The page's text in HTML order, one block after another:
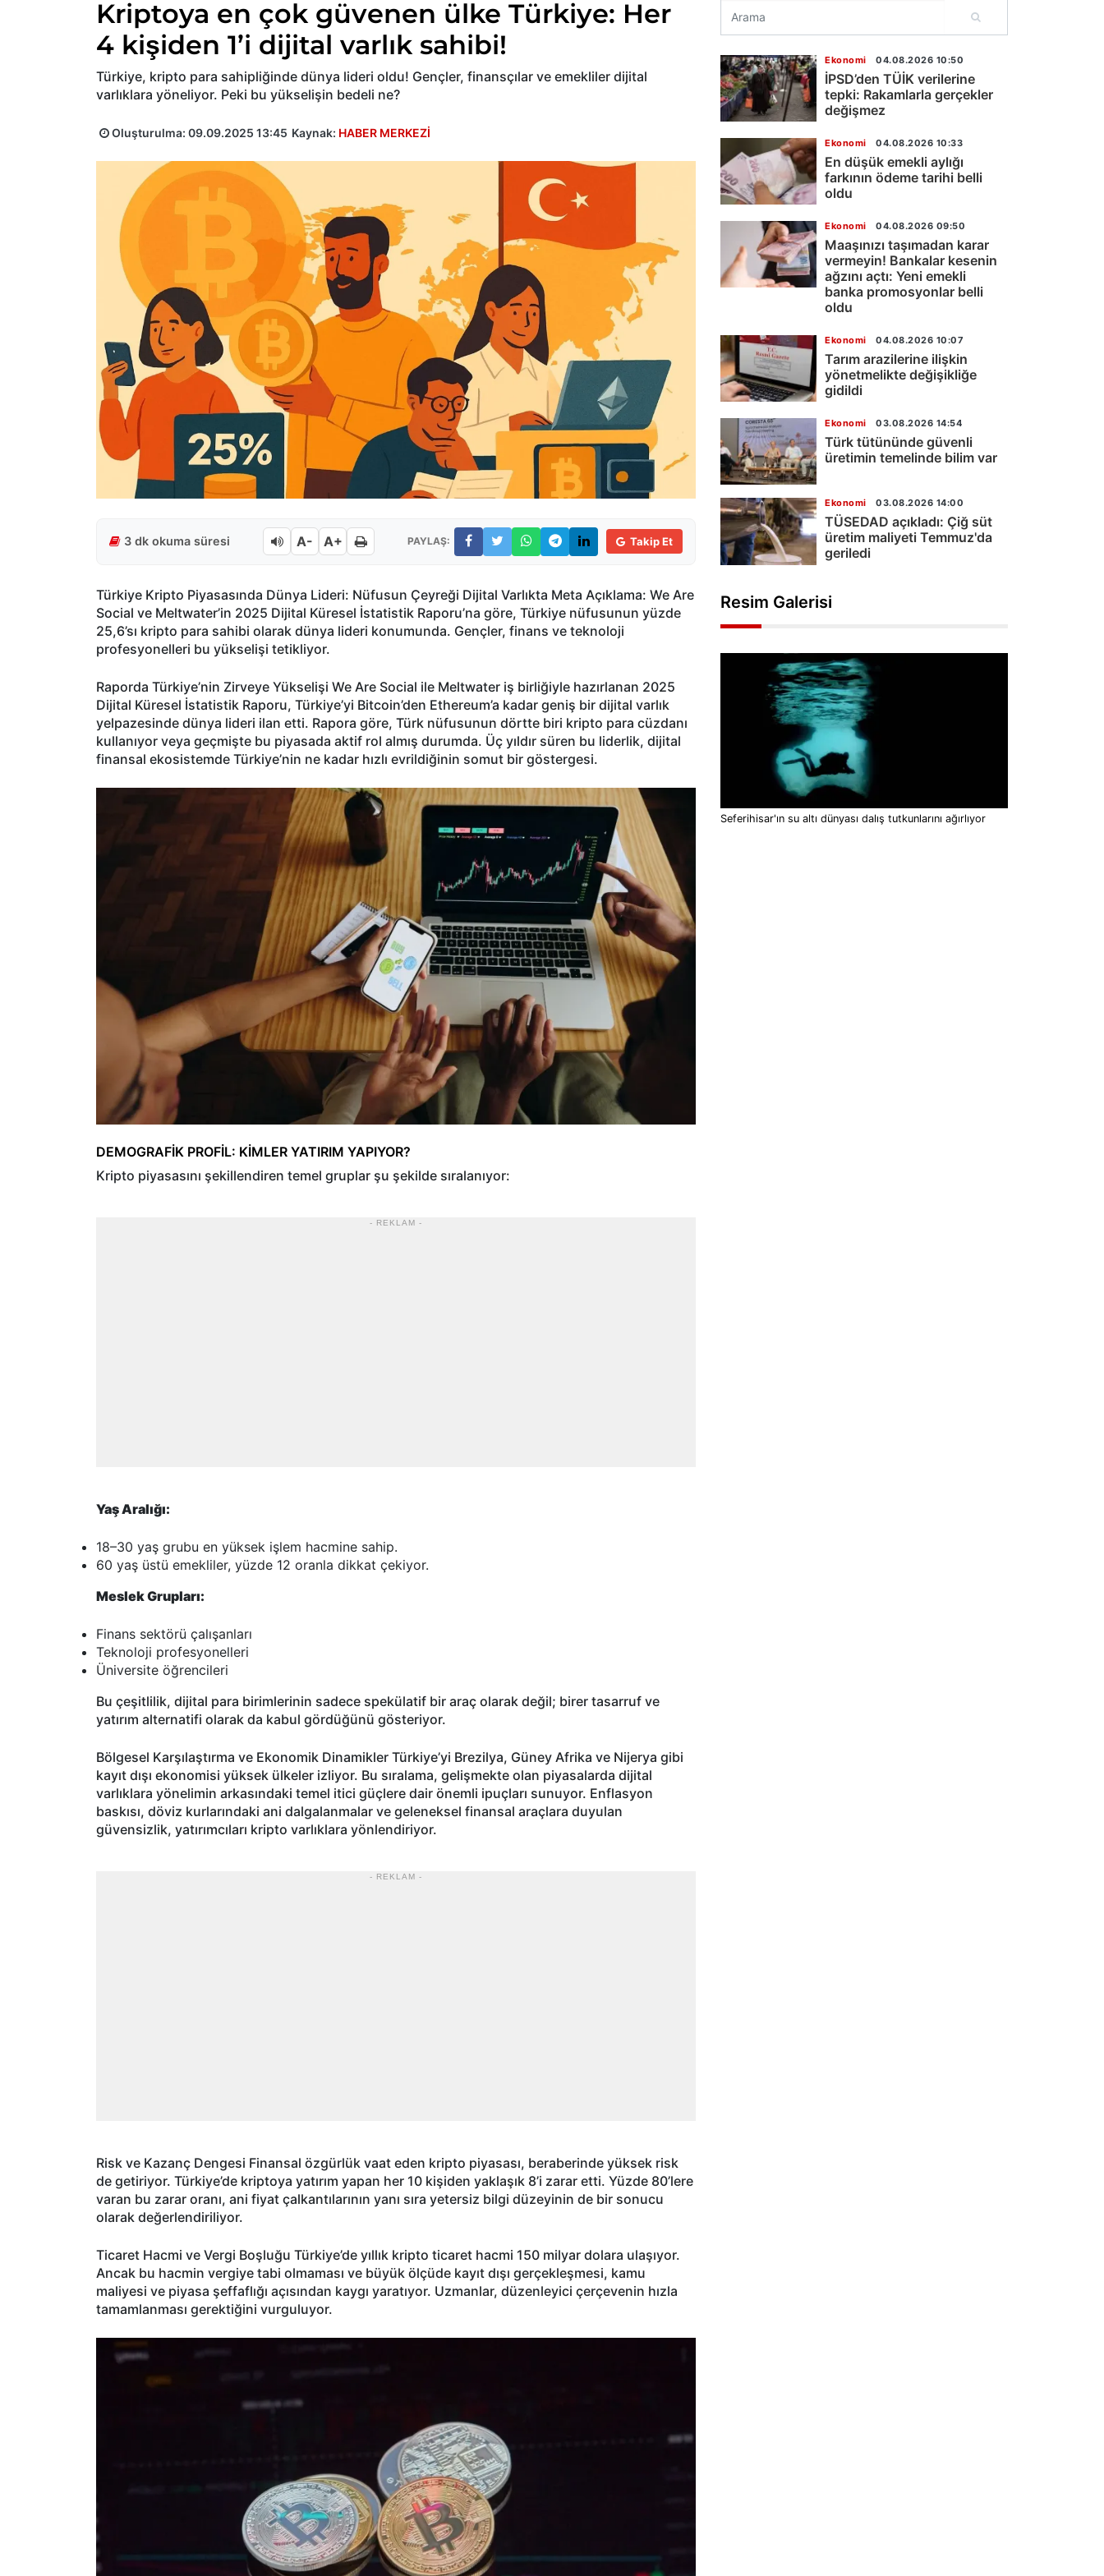
Kriptoya en çok güvenen ülke Türkiye: Her
4 kişiden 1’i dijital varlık sahibi!
Türkiye, kripto para sahipliğinde dünya lideri oldu! Gençler, finansçılar ve emekliler dijital
varlıklara yöneliyor. Peki bu yükselişin bedeli ne?
Oluşturulma: 09.09.2025 13:45 Kaynak: HABER MERKEZİ
3 dk okuma süresi A- A+ PAYLAŞ: Takip Et
Türkiye Kripto Piyasasında Dünya Lideri: Nüfusun Çeyreği Dijital Varlıkta Meta Açıklama: We Are
Social ve Meltwater’in 2025 Dijital Küresel İstatistik Raporu’na göre, Türkiye nüfusunun yüzde
25,6’sı kripto para sahibi olarak dünya lideri konumunda. Gençler, finans ve teknoloji
profesyonelleri bu yükselişi tetikliyor.
Raporda Türkiye’nin Zirveye Yükselişi We Are Social ile Meltwater iş birliğiyle hazırlanan 2025
Dijital Küresel İstatistik Raporu, Türkiye’yi Bitcoin’den Ethereum’a kadar geniş bir dijital varlık
yelpazesinde dünya lideri ilan etti. Rapora göre, Türk nüfusunun dörtte biri kripto para cüzdanı
kullanıyor veya geçmişte bu piyasada aktif rol almış durumda. Üç yıldır süren bu liderlik, dijital
finansal ekosistemde Türkiye’nin ne kadar hızlı evrildiğinin somut bir göstergesi.
DEMOGRAFİK PROFİL: KİMLER YATIRIM YAPIYOR?
Kripto piyasasını şekillendiren temel gruplar şu şekilde sıralanıyor:
- REKLAM -
Yaş Aralığı:
18–30 yaş grubu en yüksek işlem hacmine sahip.
60 yaş üstü emekliler, yüzde 12 oranla dikkat çekiyor.
Meslek Grupları:
Finans sektörü çalışanları
Teknoloji profesyonelleri
Üniversite öğrencileri
Bu çeşitlilik, dijital para birimlerinin sadece spekülatif bir araç olarak değil; birer tasarruf ve
yatırım alternatifi olarak da kabul gördüğünü gösteriyor.
Bölgesel Karşılaştırma ve Ekonomik Dinamikler Türkiye’yi Brezilya, Güney Afrika ve Nijerya gibi
kayıt dışı ekonomisi yüksek ülkeler izliyor. Bu sıralama, gelişmekte olan piyasalarda dijital
varlıklara yönelimin arkasındaki temel itici güçlere dair önemli ipuçları sunuyor. Enflasyon
baskısı, döviz kurlarındaki ani dalgalanmalar ve geleneksel finansal araçlara duyulan
güvensizlik, yatırımcıları kripto varlıklara yönlendiriyor.
- REKLAM -
Risk ve Kazanç Dengesi Finansal özgürlük vaat eden kripto piyasası, beraberinde yüksek risk
de getiriyor. Türkiye’de kriptoya yatırım yapan her 10 kişiden yaklaşık 8’i zarar etti. Yüzde 80’lere
varan bu zarar oranı, ani fiyat çalkantılarının yanı sıra yetersiz bilgi düzeyinin de bir sonucu
olarak değerlendiriliyor.
Ticaret Hacmi ve Vergi Boşluğu Türkiye’de yıllık kripto ticaret hacmi 150 milyar dolara ulaşıyor.
Ancak bu hacmin vergiye tabi olmaması ve büyük ölçüde kayıt dışı gerçekleşmesi, kamu
maliyesi ve piyasa şeffaflığı açısından kaygı yaratıyor. Uzmanlar, düzenleyici çerçevenin hızla
tamamlanması gerektiğini vurguluyor.
Ekonomi 04.08.2026 10:50
İPSD’den TÜİK verilerine
tepki: Rakamlarla gerçekler
değişmez
Ekonomi 04.08.2026 10:33
En düşük emekli aylığı
farkının ödeme tarihi belli
oldu
Ekonomi 04.08.2026 09:50
Maaşınızı taşımadan karar
vermeyin! Bankalar kesenin
ağzını açtı: Yeni emekli
banka promosyonlar belli
oldu
Ekonomi 04.08.2026 10:07
Tarım arazilerine ilişkin
yönetmelikte değişikliğe
gidildi
Ekonomi 03.08.2026 14:54
Türk tütününde güvenli
üretimin temelinde bilim var
Ekonomi 03.08.2026 14:00
TÜSEDAD açıkladı: Çiğ süt
üretim maliyeti Temmuz'da
geriledi
Resim Galerisi
Seferihisar'ın su altı dünyası dalış tutkunlarını ağırlıyor